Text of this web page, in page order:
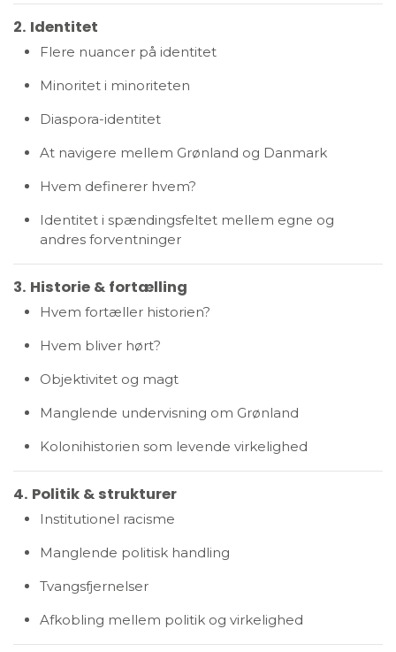
2. Identitet
Flere nuancer på identitet
Minoritet i minoriteten
Diaspora-identitet
At navigere mellem Grønland og Danmark
Hvem definerer hvem?
Identitet i spændingsfeltet mellem egne og
andres forventninger
3. Historie & fortælling
Hvem fortæller historien?
Hvem bliver hørt?
Objektivitet og magt
Manglende undervisning om Grønland
Kolonihistorien som levende virkelighed
4. Politik & strukturer
Institutionel racisme
Manglende politisk handling
Tvangsfjernelser
Afkobling mellem politik og virkelighed